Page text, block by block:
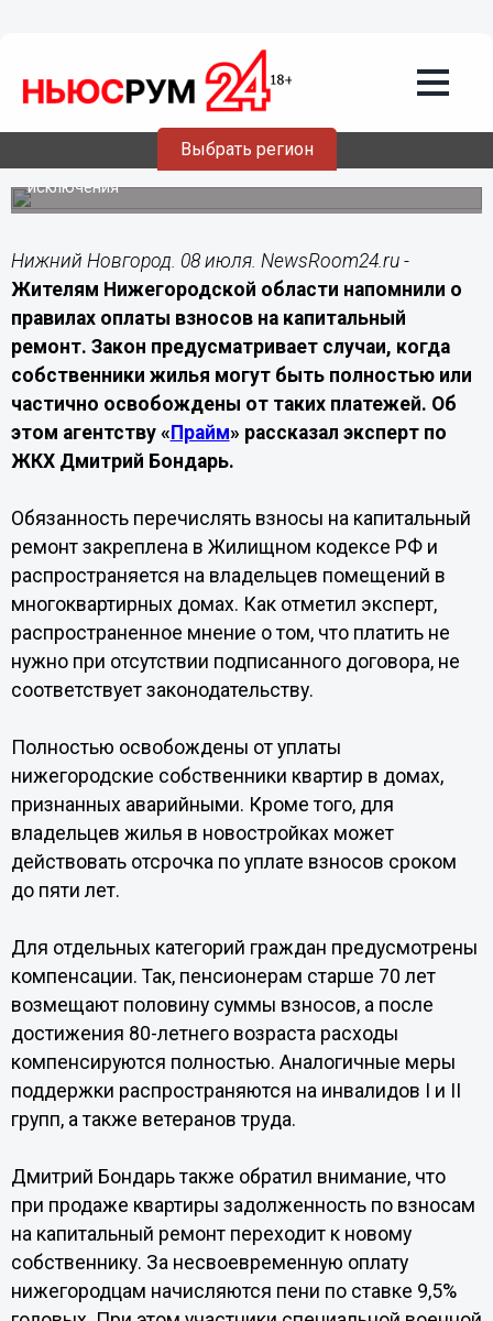
Выбрать регион
Нижегородцам объяснили, когда
можно не платить за капремонт
Обязанность по оплате распространяется на
большинство собственников жилья, однако для
отдельных категорий предусмотрены льготы и
исключения
Нижний Новгород. 08 июля. NewsRoom24.ru -
Жителям Нижегородской области напомнили о
правилах оплаты взносов на капитальный
ремонт. Закон предусматривает случаи, когда
собственники жилья могут быть полностью или
частично освобождены от таких платежей. Об
этом агентству « Прайм» рассказал эксперт по
ЖКХ Дмитрий Бондарь.
Обязанность перечислять взносы на капитальный
ремонт закреплена в Жилищном кодексе РФ и
распространяется на владельцев помещений в
многоквартирных домах. Как отметил эксперт,
распространенное мнение о том, что платить не
нужно при отсутствии подписанного договора, не
соответствует законодательству.
Полностью освобождены от уплаты
нижегородские собственники квартир в домах,
признанных аварийными. Кроме того, для
владельцев жилья в новостройках может
действовать отсрочка по уплате взносов сроком
до пяти лет.
Для отдельных категорий граждан предусмотрены
компенсации. Так, пенсионерам старше 70 лет
возмещают половину суммы взносов, а после
достижения 80-летнего возраста расходы
компенсируются полностью. Аналогичные меры
поддержки распространяются на инвалидов I и II
групп, а также ветеранов труда.
Дмитрий Бондарь также обратил внимание, что
при продаже квартиры задолженность по взносам
на капитальный ремонт переходит к новому
собственнику. За несвоевременную оплату
нижегородцам начисляются пени по ставке 9,5%